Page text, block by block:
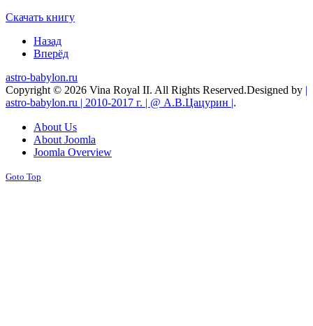
Скачать книгу
Назад
Вперёд
astro-babylon.ru
Copyright © 2026 Vina Royal II. All Rights Reserved.Designed by |
astro-babylon.ru | 2010-2017 г. | @ А.В.Цацурин |.
About Us
About Joomla
Joomla Overview
Goto Top